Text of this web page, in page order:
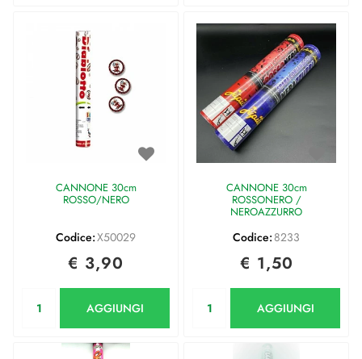
CANNONE 30cm
ROSSO/NERO
Codice:X50029
€ 3,90
AGGIUNGI
CANNONE 30cm
ROSSONERO /
NEROAZZURRO
Codice: 8233
€ 1,50
AGGIUNGI